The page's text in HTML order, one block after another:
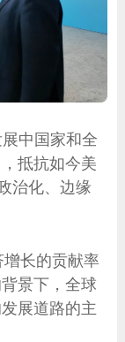
中国家和全
抵抗如今美
治化、边缘
长的贡献率
景下，全球
展道路的主